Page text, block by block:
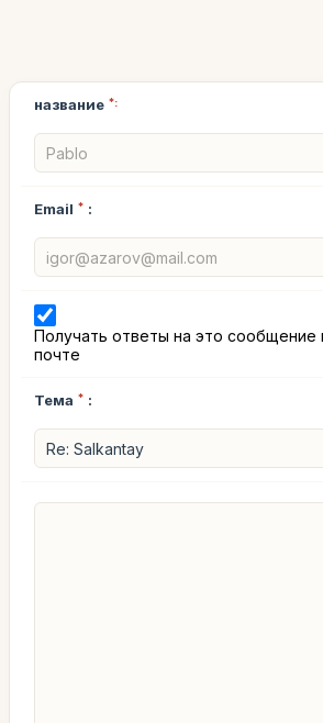
название *:
Email * :
Получать ответы на это сообщение
почте
Тема * :